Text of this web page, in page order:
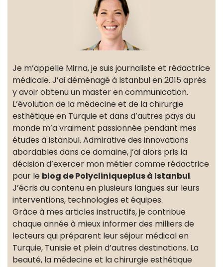
Je m’appelle Mirna, je suis journaliste et rédactrice
médicale. J’ai déménagé à Istanbul en 2015 après
y avoir obtenu un master en communication.
L’évolution de la médecine et de la chirurgie
esthétique en Turquie et dans d’autres pays du
monde m’a vraiment passionnée pendant mes
études à Istanbul. Admirative des innovations
abordables dans ce domaine, j’ai alors pris la
décision d’exercer mon métier comme rédactrice
pour le blog de Polycliniqueplus à Istanbul.
J’écris du contenu en plusieurs langues sur leurs
interventions, technologies et équipes.
Grâce à mes articles instructifs, je contribue
chaque année à mieux informer des milliers de
lecteurs qui préparent leur séjour médical en
Turquie, Tunisie et plein d’autres destinations. La
beauté, la médecine et la chirurgie esthétique